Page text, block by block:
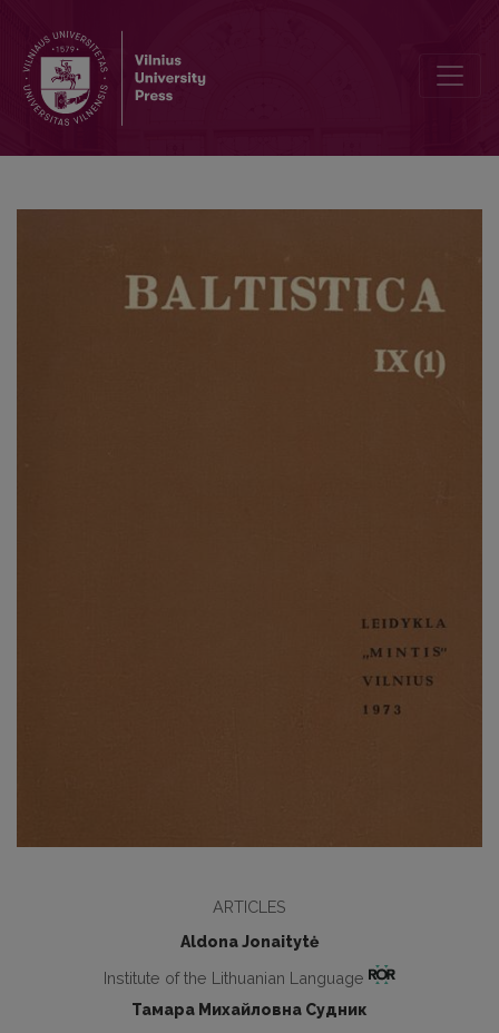
ARTICLES
Aldona Jonaitytė
Institute of the Lithuanian Language
Тамара Михайловна Судник